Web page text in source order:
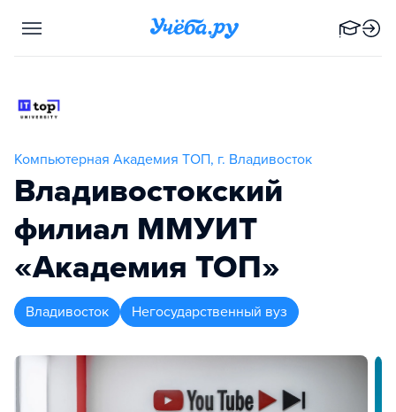
Компьютерная Академия ТОП, г. Владивосток
Владивостокский
филиал ММУИТ
«Академия ТОП»
Владивосток Негосударственный вуз